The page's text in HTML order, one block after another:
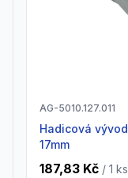
AG-5010.127.011
Hadicová vývodka mosazná, závit Pg11, průměr
17mm
187,83 Kč / 1 ks